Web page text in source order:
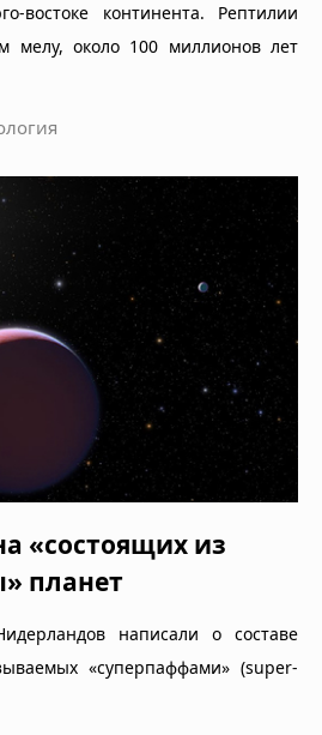
континента. Рептилии
мелу, около 100 миллионов лет
«состоящих из
планет
написали о составе
«суперпаффами» (super-